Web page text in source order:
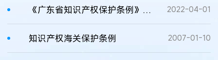
《广东省知识产权保护条例》发布 2022-04-01
知识产权海关保护条例 2007-01-10